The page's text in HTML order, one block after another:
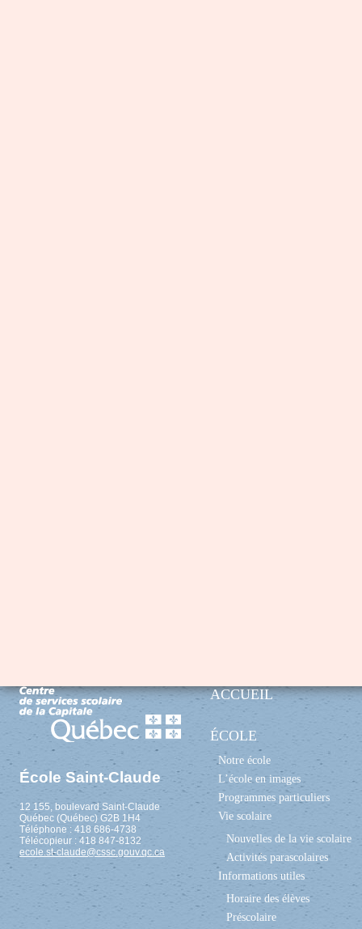
École Saint-Claude
12 155, boulevard Saint-Claude
Québec (Québec) G2B 1H4
Téléphone : 418 686-4738
Télécopieur : 418 847-8132
ecole.st-claude@cssc.gouv.qc.ca
ACCUEIL
ÉCOLE
Notre école
L’école en images
Programmes particuliers
Vie scolaire
Nouvelles de la vie scolaire
Activités parascolaires
Informations utiles
Horaire des élèves
Préscolaire